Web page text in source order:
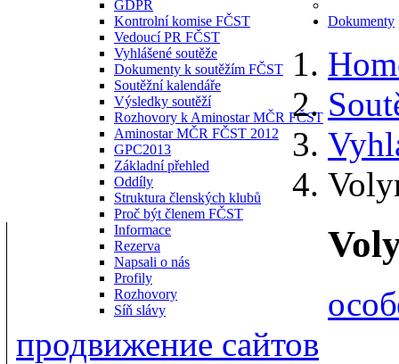
GDPR
Kontrolní komise FČST
Vedoucí PR FČST
Vyhlášené soutěže
Dokumenty k soutěžím FČST
Soutěžní kalendáře
Výsledky soutěží
Rozhovory k Aminostar MČR FČST
Aminostar MČR FČST 2012
GPC2013
Základní přehled
Oddíly
Struktura členských klubů
Proč být členem FČST
Informace
Rezerva
Napsali o nás
Profily
Rozhovory
Síň slávy
Dokumenty
продвижение сайтов